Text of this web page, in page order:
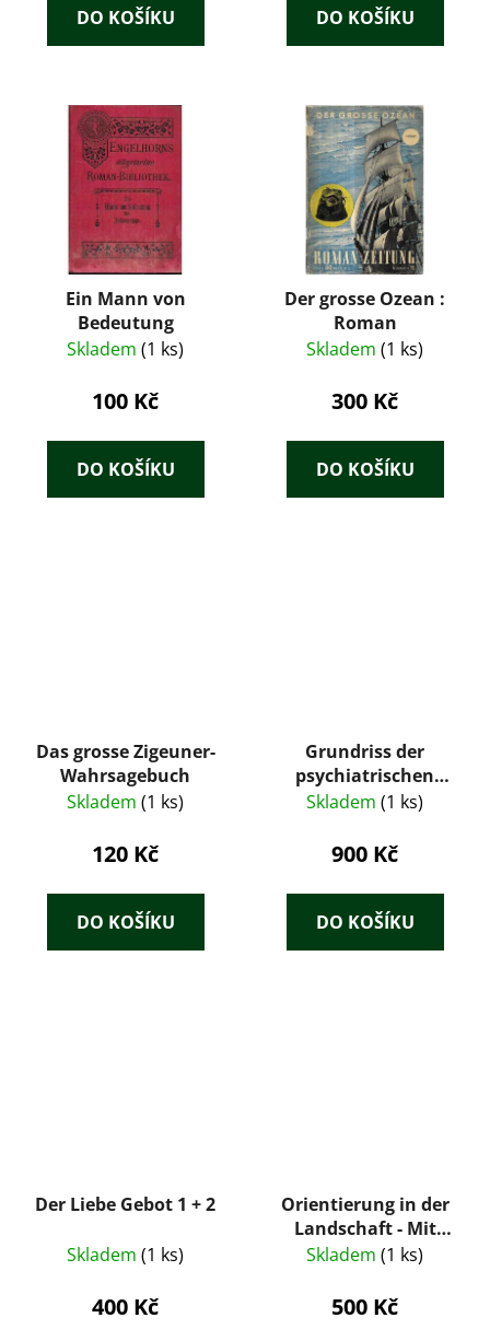
DO KOŠÍKU DO KOŠÍKU
Ein Mann von
Bedeutung
Skladem (1 ks)
100 Kč
DO KOŠÍKU
Der grosse Ozean :
Roman
Skladem (1 ks)
300 Kč
DO KOŠÍKU
Das grosse Zigeuner-
Wahrsagebuch
Skladem (1 ks)
120 Kč
DO KOŠÍKU
Grundriss der
psychiatrischen
Diagnostik
Skladem (1 ks)
900 Kč
DO KOŠÍKU
Der Liebe Gebot 1 + 2
Skladem (1 ks)
400 Kč
Orientierung in der
Landschaft - Mit
Karte, Kompass und
Skladem (1 ks)
500 Kč